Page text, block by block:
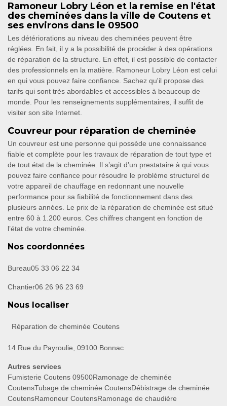
Ramoneur Lobry Léon et la remise en l'état
des cheminées dans la ville de Coutens et
ses environs dans le 09500
Les détériorations au niveau des cheminées peuvent être
réglées. En fait, il y a la possibilité de procéder à des opérations
de réparation de la structure. En effet, il est possible de contacter
des professionnels en la matière. Ramoneur Lobry Léon est celui
en qui vous pouvez faire confiance. Sachez qu'il propose des
tarifs qui sont très abordables et accessibles à beaucoup de
monde. Pour les renseignements supplémentaires, il suffit de
visiter son site Internet.
Couvreur pour réparation de cheminée
Un couvreur est une personne qui possède une connaissance
fiable et complète pour les travaux de réparation de tout type et
de tout état de la cheminée. Il s’agit d’un prestataire à qui vous
pouvez faire confiance pour résoudre le problème structurel de
votre appareil de chauffage en redonnant une nouvelle
performance pour sa fiabilité de fonctionnement dans des
plusieurs années. Le prix de la réparation de cheminée est situé
entre 60 à 1.200 euros. Ces chiffres changent en fonction de
l’état de votre cheminée.
Nos coordonnées
Bureau05 33 06 22 34
Chantier06 26 96 23 69
Nous localiser
Réparation de cheminée Coutens
14 Rue du Payroulie, 09100 Bonnac
Autres services
Fumisterie Coutens 09500Ramonage de cheminée
CoutensTubage de cheminée CoutensDébistrage de cheminée
CoutensRamoneur CoutensRamonage de chaudière